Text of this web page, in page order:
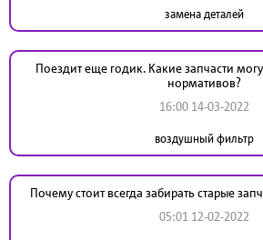
замена деталей
Поездит еще годик. Какие запчасти
нормативов?
16:00 14-03-2022
воздушный фильтр
Почему стоит всегда забирать старые
05:01 12-02-2022